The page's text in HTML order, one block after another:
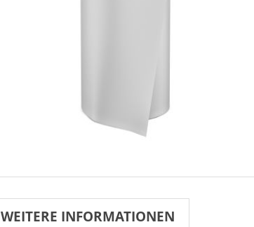
WEITERE INFORMATIONEN